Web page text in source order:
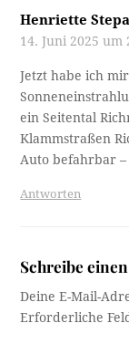
Henriette
14. Juni 2025 um
Jetzt habe ich
ein Seitental
Klammstraßen
Auto befahrbar –
Antworten
Schreibe
Deine E-Mail-
Erforderliche